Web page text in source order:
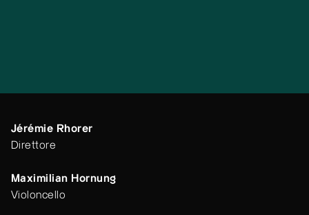
Jérémie Rhorer
Direttore
Maximilian Hornung
Violoncello